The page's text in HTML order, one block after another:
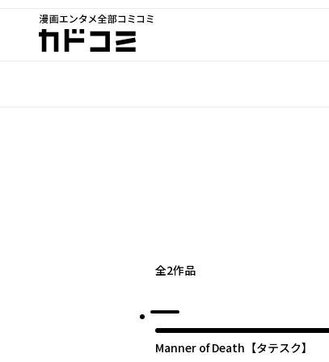
漫画エンタメ全部コミコミ
カドコミ
全2作品
Manner of Death【タテスク】